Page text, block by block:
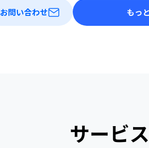
お問い合わせ もっ
サービス